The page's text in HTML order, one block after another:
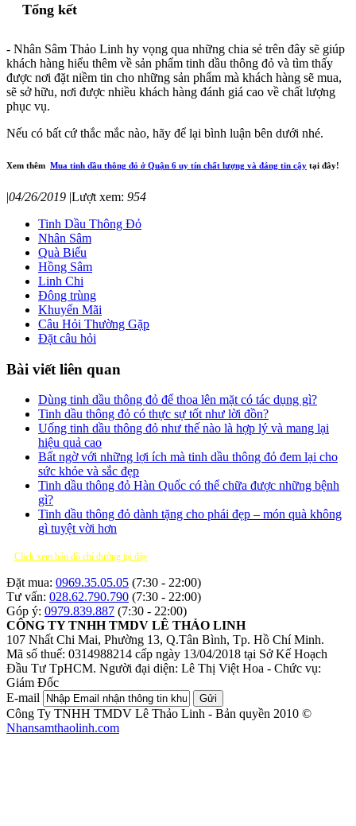
Tổng kết
- Nhân Sâm Thảo Linh hy vọng qua những chia sẻ trên đây sẽ giúp
khách hàng hiểu thêm về sản phẩm tinh dầu thông đỏ và tìm thấy
được nơi đặt niềm tin cho những sản phẩm mà khách hàng sẽ mua,
sẽ sở hữu, nơi được nhiều khách hàng đánh giá cao về chất lượng
phục vụ.
Nếu có bất cứ thắc mắc nào, hãy để lại bình luận bên dưới nhé.
Xem thêm Mua tinh dầu thông đỏ ở Quận 6 uy tín chất lượng và đáng tin cậy tại đây!
|04/26/2019 |Lượt xem: 954
Tinh Dầu Thông Đỏ
Nhân Sâm
Quà Biếu
Hồng Sâm
Linh Chi
Đông trùng
Khuyến Mãi
Câu Hỏi Thường Gặp
Đặt câu hỏi
Bài viết liên quan
Dùng tinh dầu thông đỏ để thoa lên mặt có tác dụng gì?
Tinh dầu thông đỏ có thực sự tốt như lời đồn?
Uống tinh dầu thông đỏ như thế nào là hợp lý và mang lại
hiệu quả cao
Bất ngờ với những lợi ích mà tinh dầu thông đỏ đem lại cho
sức khỏe và sắc đẹp
Tinh dầu thông đỏ Hàn Quốc có thể chữa được những bệnh
gì?
Tinh dầu thông đỏ dành tặng cho phái đẹp – món quà không
gì tuyệt vời hơn
Click xem bản đồ chỉ đường tại đây
Đặt mua: 0969.35.05.05 (7:30 - 22:00)
Tư vấn: 028.62.790.790 (7:30 - 22:00)
Góp ý: 0979.839.887 (7:30 - 22:00)
CÔNG TY TNHH TMDV LÊ THẢO LINH
107 Nhất Chi Mai, Phường 13, Q.Tân Bình, Tp. Hồ Chí Minh.
Mã số thuế: 0314988214 cấp ngày 13/04/2018 tại Sở Kế Hoạch
Đầu Tư TpHCM. Người đại diện: Lê Thị Việt Hoa - Chức vụ:
Giám Đốc
E-mail
Gửi
Công Ty TNHH TMDV Lê Thảo Linh - Bản quyền 2010 ©
Nhansamthaolinh.com